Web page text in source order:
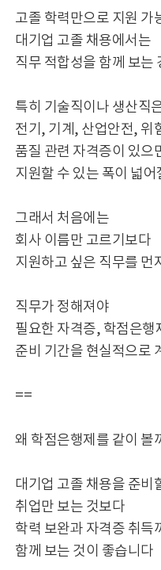
고졸 학력만으로 지원 가
대기업 고졸 채용에서는
직무 적합성을 함께 보는
특히 기술직이나 생산직
전기, 기계, 산업안전, 위
품질 관련 자격증이 있으
지원할 수 있는 폭이 넓
그래서 처음에는
회사 이름만 고르기보다
지원하고 싶은 직무를 먼
직무가 정해져야
필요한 자격증, 학점은행
준비 기간을 현실적으로
==
왜 학점은행제를 같이 볼
대기업 고졸 채용을 준비
취업만 보는 것보다
학력 보완과 자격증 취득
함께 보는 것이 좋습니다